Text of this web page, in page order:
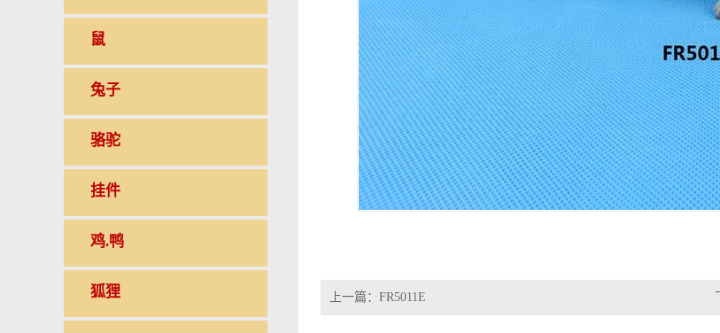
鼠
兔子
骆驼
挂件
鸡.鸭
狐狸 上一篇： FR5011E